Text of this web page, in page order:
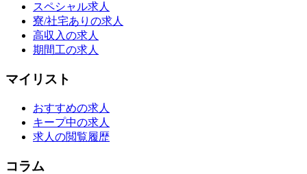
スペシャル求人
寮/社宅ありの求人
高収入の求人
期間工の求人
マイリスト
おすすめの求人
キープ中の求人
求人の閲覧履歴
コラム